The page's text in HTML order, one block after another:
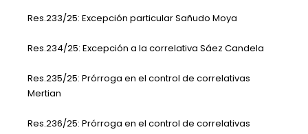
Res.233/25: Excepción particular Sañudo Moya
Res.234/25: Excepción a la correlativa Sáez Candela
Res.235/25: Prórroga en el control de correlativas
Mertian
Res.236/25: Prórroga en el control de correlativas